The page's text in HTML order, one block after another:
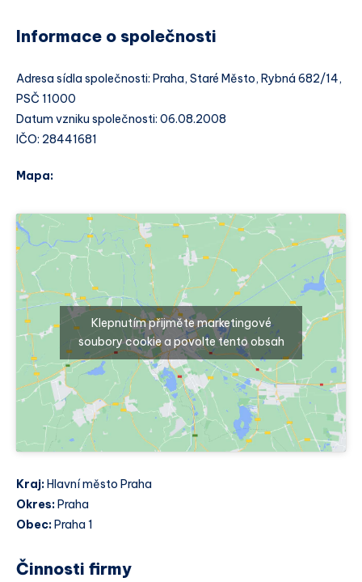
Informace o společnosti
Adresa sídla společnosti: Praha, Staré Město, Rybná 682/14,
PSČ 11000
Datum vzniku společnosti: 06.08.2008
IČO: 28441681
Mapa:
Klepnutím přijměte marketingové
soubory cookie a povolte tento obsah
Kraj: Hlavní město Praha
Okres: Praha
Obec: Praha 1
Činnosti firmy